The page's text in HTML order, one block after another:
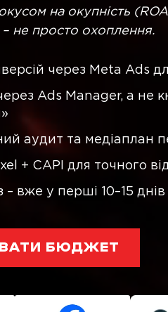
на окупність
– не просто охоплення.
через Meta Ads
Ads Manager, а не
аудит та медіаплан
+ CAPI для точного
– вже у перші 10–15 днів
БЮДЖЕТ